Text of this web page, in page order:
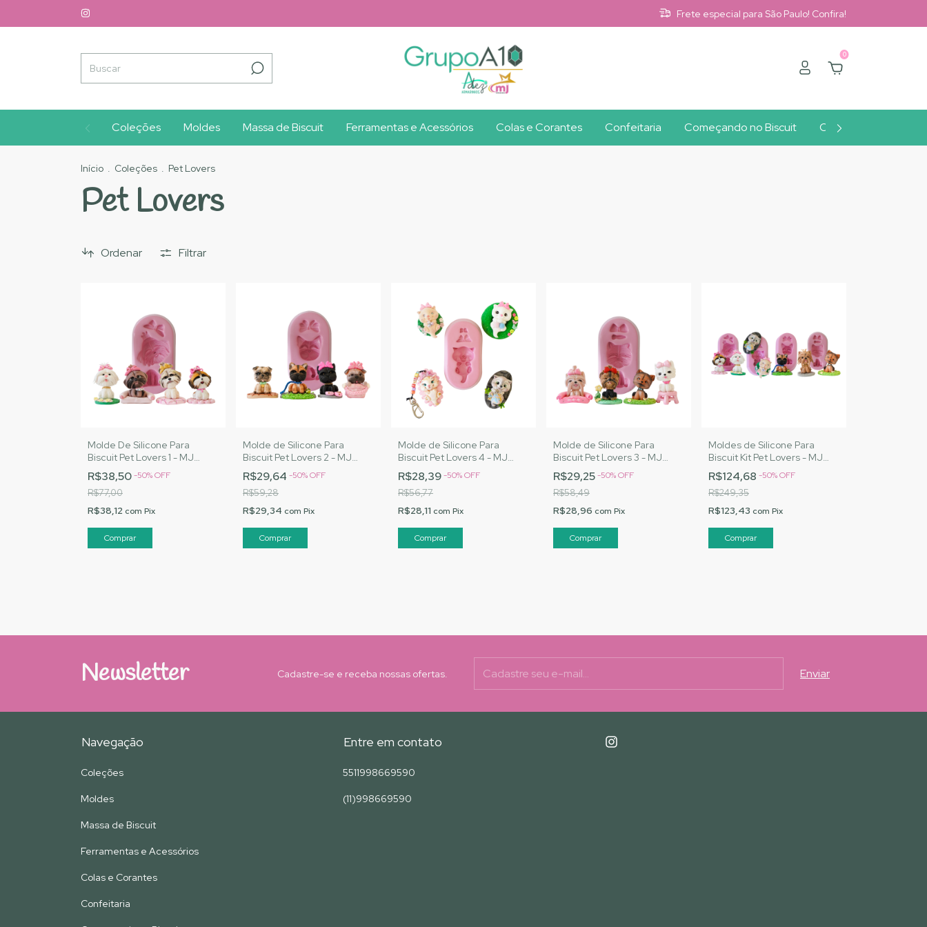
Frete especial para São Paulo! Confira!
0
Coleções Moldes Massa de Biscuit Ferramentas e Acessórios Colas e Corantes Confeitaria Começando no Biscuit Clube A10
Início . Coleções . Pet Lovers
Pet Lovers
Ordenar Filtrar
Molde De Silicone Para
Biscuit Pet Lovers 1 - MJ
Artesanatos |Cód. 1349
R$38,50-50%OFF
R$77,00
R$38,12 com Pix
Molde de Silicone Para
Biscuit Pet Lovers 2 - MJ
Artesanatos |Cód. 1350
R$29,64 -50%OFF
R$59,28
R$29,34 com Pix
Molde de Silicone Para
Biscuit Pet Lovers 4 - MJ
Artesanatos |Cód. 1352
R$28,39-50%OFF
R$56,77
R$28,11 com Pix
Molde de Silicone Para
Biscuit Pet Lovers 3 - MJ
Artesanatos |Cód. 1351
R$29,25-50%OFF
R$58,49
R$28,96 com Pix
Moldes de Silicone Para
Biscuit Kit Pet Lovers - MJ
Artesanatos |Cód. 1353
R$124,68 -50%OFF
R$249,35
R$123,43 com Pix
Newsletter Cadastre-se e receba nossas ofertas.
Navegação
Coleções
Moldes
Massa de Biscuit
Ferramentas e Acessórios
Colas e Corantes
Confeitaria
Entre em contato
5511998669590
(11)998669590